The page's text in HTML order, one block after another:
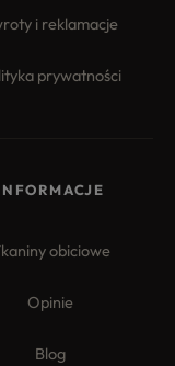
i reklamacje
prywatności
obiciowe
Opinie
Blog